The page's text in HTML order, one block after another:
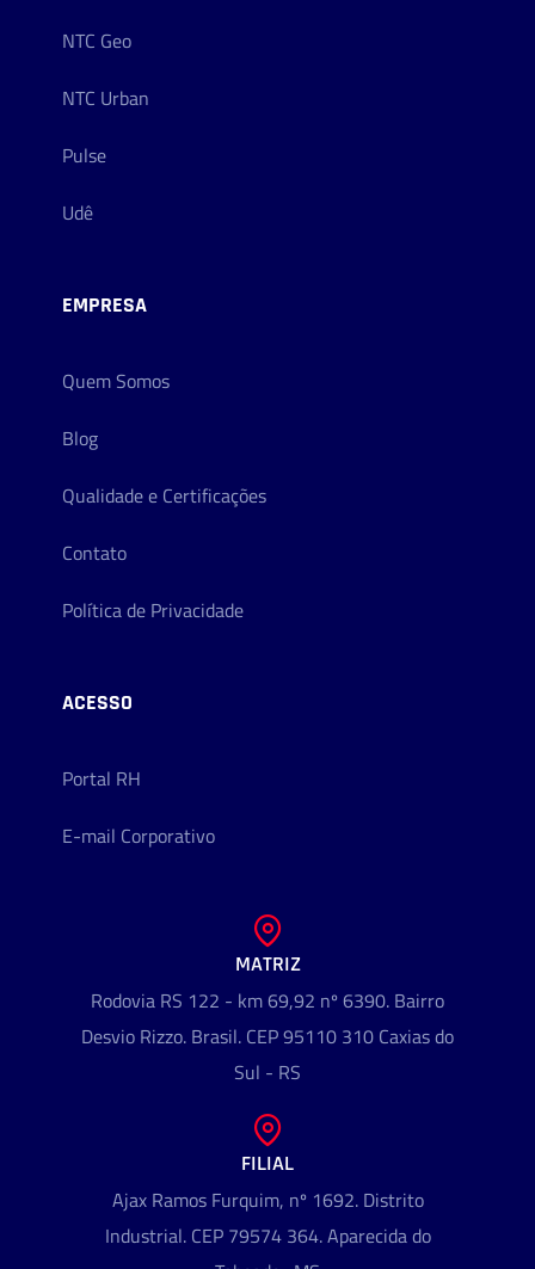
NTC Geo
NTC Urban
Pulse
Udê
EMPRESA
Quem Somos
Blog
Qualidade e Certificações
Contato
Política de Privacidade
ACESSO
Portal RH
E-mail Corporativo
MATRIZ
Rodovia RS 122 - km 69,92 nº 6390. Bairro
Desvio Rizzo. Brasil. CEP 95110 310 Caxias do
Sul - RS
FILIAL
Ajax Ramos Furquim, nº 1692. Distrito
Industrial. CEP 79574 364. Aparecida do